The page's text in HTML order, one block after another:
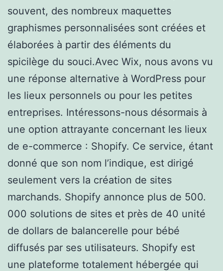
souvent, des nombreux maquettes
graphismes personnalisées sont créées et
élaborées à partir des éléments du
spicilège du souci.Avec Wix, nous avons vu
une réponse alternative à WordPress pour
les lieux personnels ou pour les petites
entreprises. Intéressons-nous désormais à
une option attrayante concernant les lieux
de e-commerce : Shopify. Ce service, étant
donné que son nom l’indique, est dirigé
seulement vers la création de sites
marchands. Shopify annonce plus de 500.
000 solutions de sites et près de 40 unité
de dollars de balancerelle pour bébé
diffusés par ses utilisateurs. Shopify est
une plateforme totalement hébergée qui